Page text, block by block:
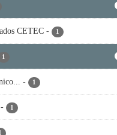
CETEC - 1
1
- 1
- 1